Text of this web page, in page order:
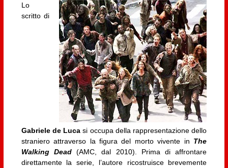
Lo
scritto di
Gabriele de Luca si occupa della rappresentazione dello
straniero attraverso la figura del morto vivente in The
Walking Dead(AMC, dal 2010). Prima di affrontare
direttamente la serie, l’autore ricostruisce brevemente